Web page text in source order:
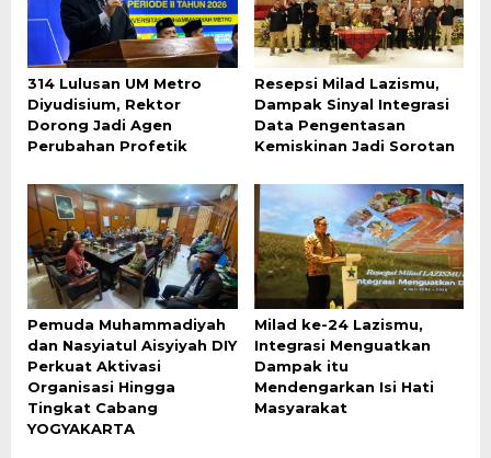
314 Lulusan UM Metro
Diyudisium, Rektor
Dorong Jadi Agen
Perubahan Profetik
Resepsi Milad Lazismu,
Dampak Sinyal Integrasi
Data Pengentasan
Kemiskinan Jadi Sorotan
Pemuda Muhammadiyah
dan Nasyiatul Aisyiyah DIY
Perkuat Aktivasi
Organisasi Hingga
Tingkat Cabang
YOGYAKARTA
Milad ke-24 Lazismu,
Integrasi Menguatkan
Dampak itu
Mendengarkan Isi Hati
Masyarakat